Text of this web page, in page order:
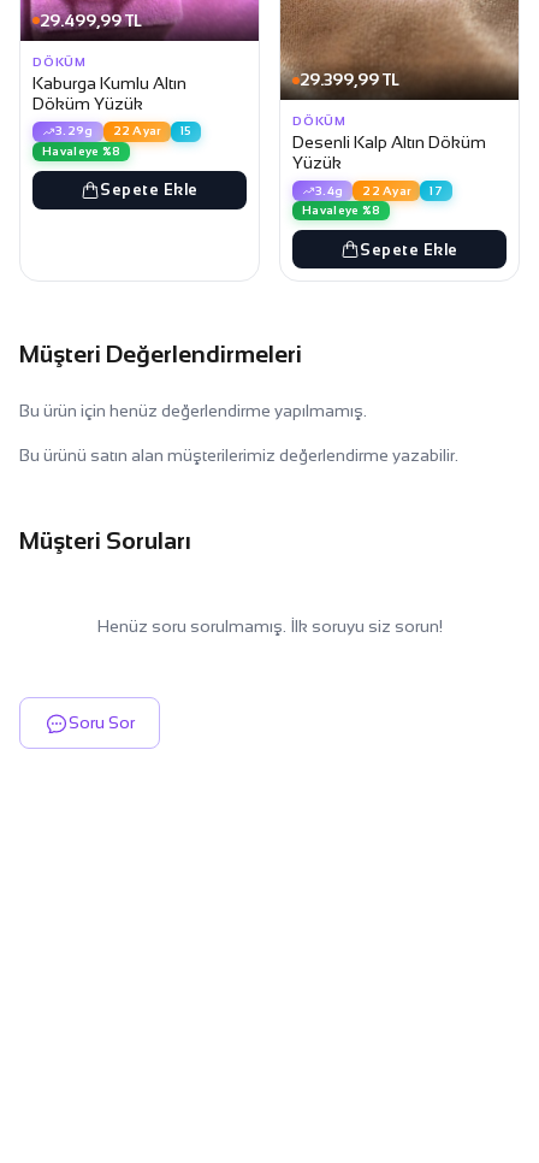
29.499,99 TL
DÖKÜM
Kaburga Kumlu Altın
Döküm Yüzük
3.29g 22 Ayar
15
Havaleye %8
Sepete Ekle
29.399,99 TL
DÖKÜM
Desenli Kalp Altın Döküm
Yüzük
3.4g 22 Ayar
17
Havaleye %8
Sepete Ekle
Müşteri Değerlendirmeleri
Bu ürün için henüz değerlendirme yapılmamış.
Bu ürünü satın alan müşterilerimiz değerlendirme yazabilir.
Müşteri Soruları
Henüz soru sorulmamış. İlk soruyu siz sorun!
Soru Sor